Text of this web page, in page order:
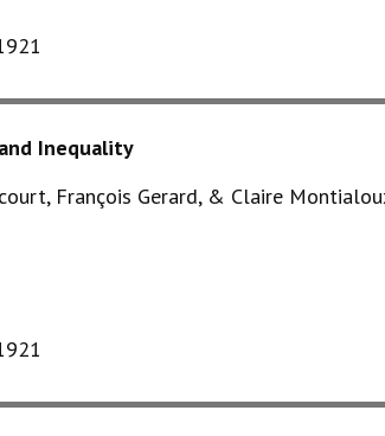
Inequality
François Gerard, & Claire